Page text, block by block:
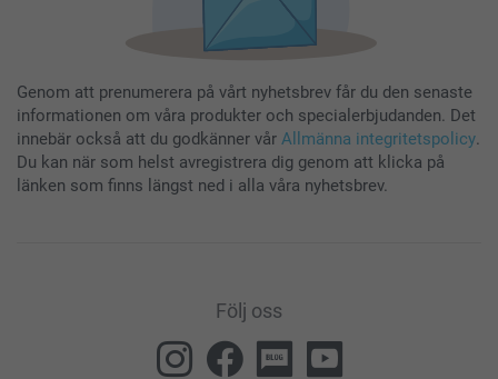
Genom att prenumerera på vårt nyhetsbrev får du den senaste
informationen om våra produkter och specialerbjudanden. Det
innebär också att du godkänner vår Allmänna integritetspolicy.
Du kan när som helst avregistrera dig genom att klicka på
länken som finns längst ned i alla våra nyhetsbrev.
Följ oss